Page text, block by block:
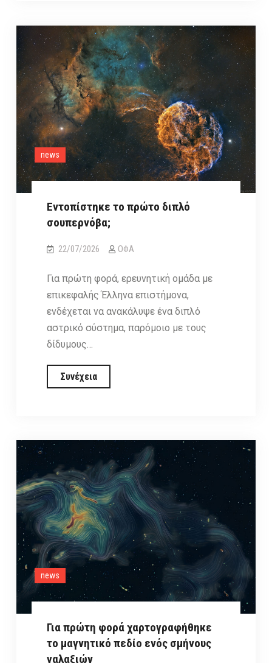
καθιερωμένες
αστρονομικές
ταξινομήσεις
news
Εντοπίστηκε το πρώτο διπλό
σουπερνόβα;
22/07/2026 ΟΦΑ
Για πρώτη φορά, ερευνητική ομάδα με
επικεφαλής Έλληνα επιστήμονα,
ενδέχεται να ανακάλυψε ένα διπλό
αστρικό σύστημα, παρόμοιο με τους
δίδυμους…
ΣυνέχειαΕντοπίστηκε
το
σουπερνόβα;
news
Για πρώτη φορά χαρτογραφήθηκε
το μαγνητικό πεδίο ενός σμήνους
γαλαξιών